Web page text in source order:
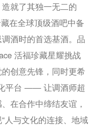
就了其独一无二的
在全球顶级酒吧中备
酒时的首选基酒。品
活福珍藏星耀挑战
创意先锋，同时更希
平台 —— 让调酒师超
在合作中缔结友谊，
人与文化的连接、地域